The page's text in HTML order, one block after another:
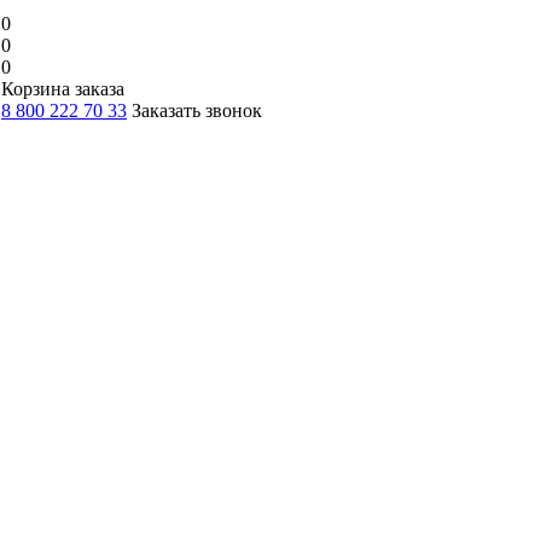
0
0
0
Корзина заказа
8 800 222 70 33 Заказать звонок